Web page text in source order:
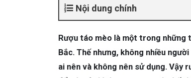
Nội dung chính
Rượu táo mèo là một trong những
Bắc. Thế nhưng, không nhiều
ai nên và không nên sử dụng. Vậy